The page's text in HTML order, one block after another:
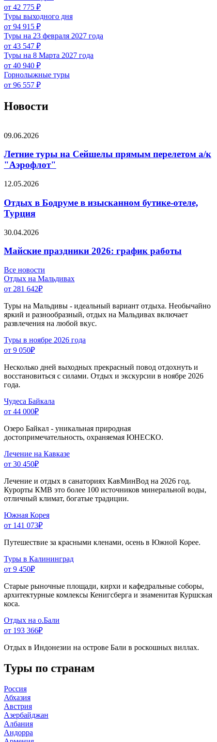
от 42 775 ₽
Туры выходного дня
от 94 915 ₽
Туры на 23 февраля 2027 года
от 43 547 ₽
Туры на 8 Марта 2027 года
от 40 940 ₽
Горнолыжные туры
от 96 557 ₽
Новости
09.06.2026
Летние туры на Сейшелы прямым перелетом а/к
"Аэрофлот"
12.05.2026
Отдых в Бодруме в изысканном бутике-отеле,
Турция
30.04.2026
Майские праздники 2026: график работы
Все новости
Отдых на Мальдивах
от 281 642₽
Туры на Мальдивы - идеальный вариант отдыха. Необычайно
яркий и разнообразный, отдых на Мальдивах включает
развлечения на любой вкус.
Туры в ноябре 2026 года
от 9 050₽
Несколько дней выходных прекрасный повод отдохнуть и
восстановиться с силами. Отдых и экскурсии в ноябре 2026
года.
Чудеса Байкала
от 44 000₽
Озеро Байкал - уникальная природная
достопримечательность, охраняемая ЮНЕСКО.
Лечение на Кавказе
от 30 450₽
Лечение и отдых в санаториях КавМинВод на 2026 год.
Курорты КМВ это более 100 источников минеральной воды,
отличный климат, богатые традиции.
Южная Корея
от 141 073₽
Путешествие за красными кленами, осень в Южной Корее.
Туры в Калининград
от 9 450₽
Старые рыночные площади, кирхи и кафедральные соборы,
архитектурные комлексы Кенигсберга и знаменитая Куршская
коса.
Отдых на о.Бали
от 193 366₽
Отдых в Индонезии на острове Бали в роскошных виллах.
Туры по странам
Россия
Абхазия
Австрия
Азербайджан
Албания
Андорра